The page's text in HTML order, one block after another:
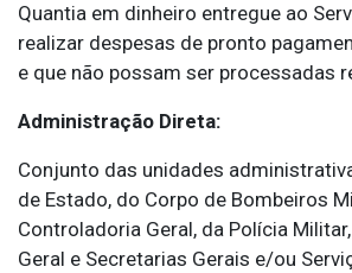
Quantia em dinheiro entregue ao
realizar despesas de pronto
e que não possam ser processadas
Administração Direta:
Conjunto das unidades
de Estado, do Corpo de Bombeiros
Controladoria Geral, da Polícia
Geral e Secretarias Gerais e/ou